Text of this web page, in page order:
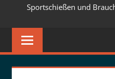
Sportschießen und